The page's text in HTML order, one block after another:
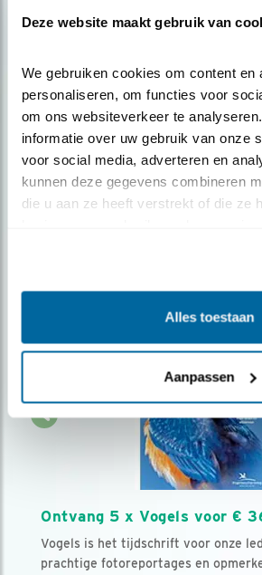
Deze website maakt gebruik van
We gebruiken cookies om content en
personaliseren, om functies voor
om ons websiteverkeer te
informatie over uw gebruik van onze
voor social media, adverteren en
kunnen deze gegevens combineren
die u aan ze heeft verstrekt of die ze
Alles toestaan
Aanpassen
Op de hoogte blijven?
Meld je aan en ontvang nieuws,
over vogels en activiteiten van
AANMELDEN VOGELNIEUWS
Volg ons via social media
Ontvang 5 x Vogels voor €
Vogels is het tijdschrift voor onze
prachtige fotoreportages en